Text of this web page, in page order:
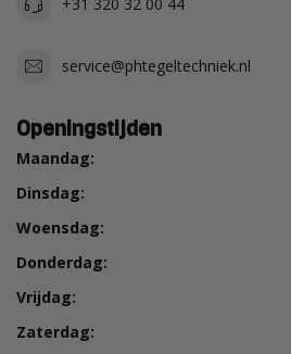
service@phtegeltechniek.nl
Openingstijden
Maandag:
Dinsdag:
Woensdag:
Donderdag:
Vrijdag:
Zaterdag: